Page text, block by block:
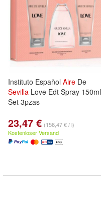
Instituto Español Aire De
Sevilla Love Edt Spray 150ml
Set 3pzas
23,47 € (156,47 € / l)
Kostenloser Versand